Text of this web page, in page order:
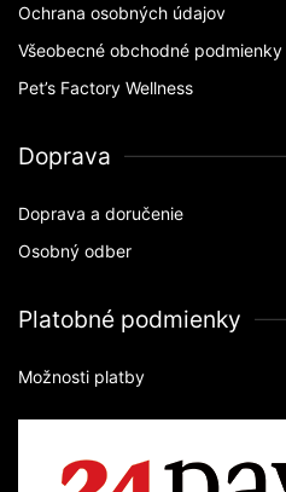
Ochrana osobných údajov
Všeobecné obchodné podmienky
Pet’s Factory Wellness
Doprava
Doprava a doručenie
Osobný odber
Platobné podmienky
Možnosti platby